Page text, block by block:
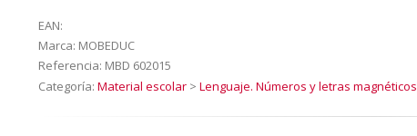
EAN:
Marca: MOBEDUC
Referencia: MBD 602015
Categoría: Material escolar > Lenguaje. Números y letras magnéticos